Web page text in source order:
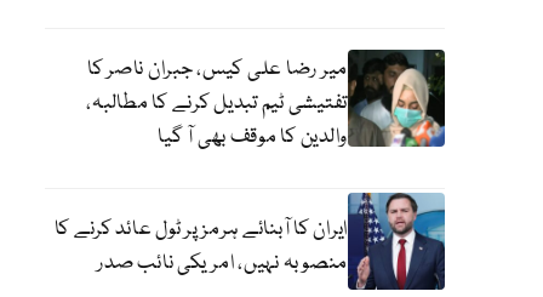
میر رضا علی کیس، جبران ناصر کا
تفتیشی ٹیم تبدیل کرنے کا مطالبہ،
والدین کا موقف بھی آ گیا
ایران کا آبنائے ہرمز پر ٹول عائد کرنے کا
منصوبہ نہیں، امریکی نائب صدر